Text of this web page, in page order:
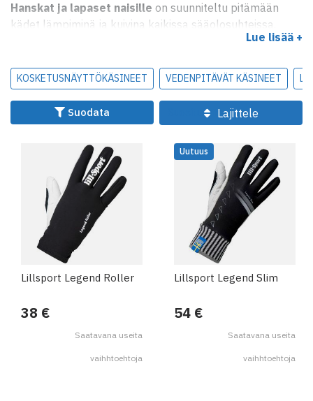
Hanskat ja lapaset naisille on suunniteltu pitämään
kädet lämpiminä ja kuivina kaikissa sääolosuhteissa.
Tuulenpitävät ja eristävät materiaalit sopivat sekä
Valitse ohuet, joustavat hanskat liikkumiseen tai
paksummat lapaset maksimilämmön takaamiseksi.
Valikoimastamme löydät malleja, joissa on hyvä ote,
Lue lisää +
KOSKETUSNÄYTTÖKÄSINEET VEDENPITÄVÄT KÄSINEET
Suodata Lajittele
Lillsport Legend Roller
38 €
Saatavana useita
vaihhtoehtoja
Uutuus
Lillsport Legend Slim
54 €
Saatavana useita
vaihhtoehtoja